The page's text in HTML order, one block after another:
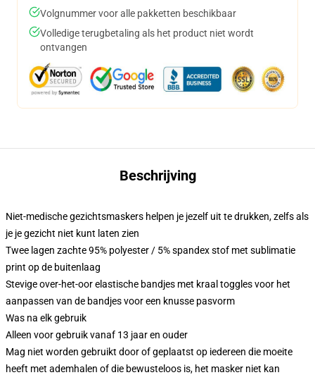
Volgnummer voor alle pakketten beschikbaar
Volledige terugbetaling als het product niet wordt
ontvangen
Beschrijving
Niet-medische gezichtsmaskers helpen je jezelf uit te drukken, zelfs als
je je gezicht niet kunt laten zien
Twee lagen zachte 95% polyester / 5% spandex stof met sublimatie
print op de buitenlaag
Stevige over-het-oor elastische bandjes met kraal toggles voor het
aanpassen van de bandjes voor een knusse pasvorm
Was na elk gebruik
Alleen voor gebruik vanaf 13 jaar en ouder
Mag niet worden gebruikt door of geplaatst op iedereen die moeite
heeft met ademhalen of die bewusteloos is, het masker niet kan